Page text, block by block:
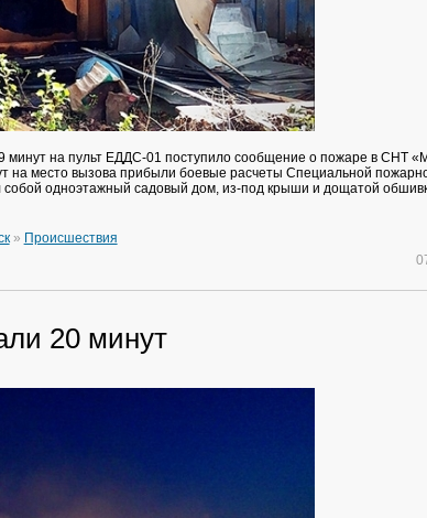
минут на пульт ЕДДС-01 поступило сообщение о пожаре в СНТ
на место вызова прибыли боевые расчеты Специальной
одноэтажный садовый дом, из-под крыши и дощатой
» Происшествия
20 минут